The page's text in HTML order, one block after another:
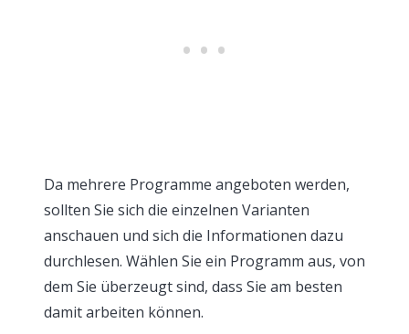
Da mehrere Programme angeboten werden,
sollten Sie sich die einzelnen Varianten
anschauen und sich die Informationen dazu
durchlesen. Wählen Sie ein Programm aus, von
dem Sie überzeugt sind, dass Sie am besten
damit arbeiten können.